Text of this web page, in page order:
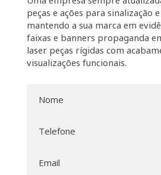
peças e ações para sinalização
mantendo a sua marca em
faixas e banners propaganda
laser peças rígidas com
visualizações funcionais.